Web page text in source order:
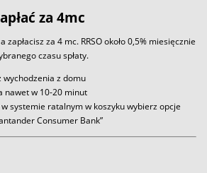
za 4mc
zapłacisz za 4 mc. RRSO około 0,5% miesięcznie
czasu spłaty.
wychodzenia z domu
nawet w 10-20 minut
systemie ratalnym w koszyku wybierz opcje
Consumer Bank”